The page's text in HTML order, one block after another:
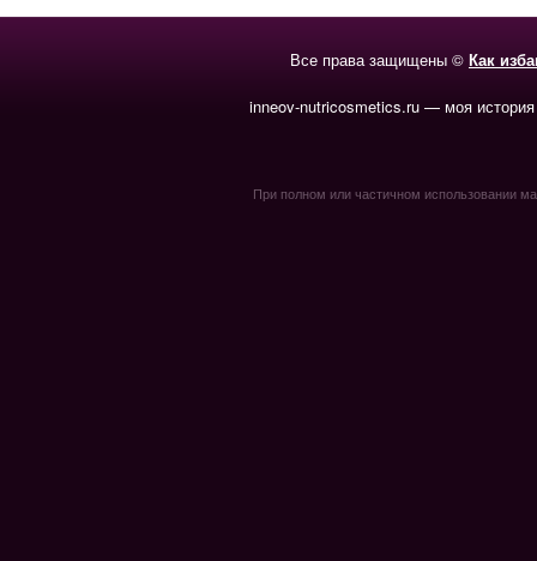
Все права защищены © Как
inneov-nutricosmetics.ru — моя
При полном или частичном использовании